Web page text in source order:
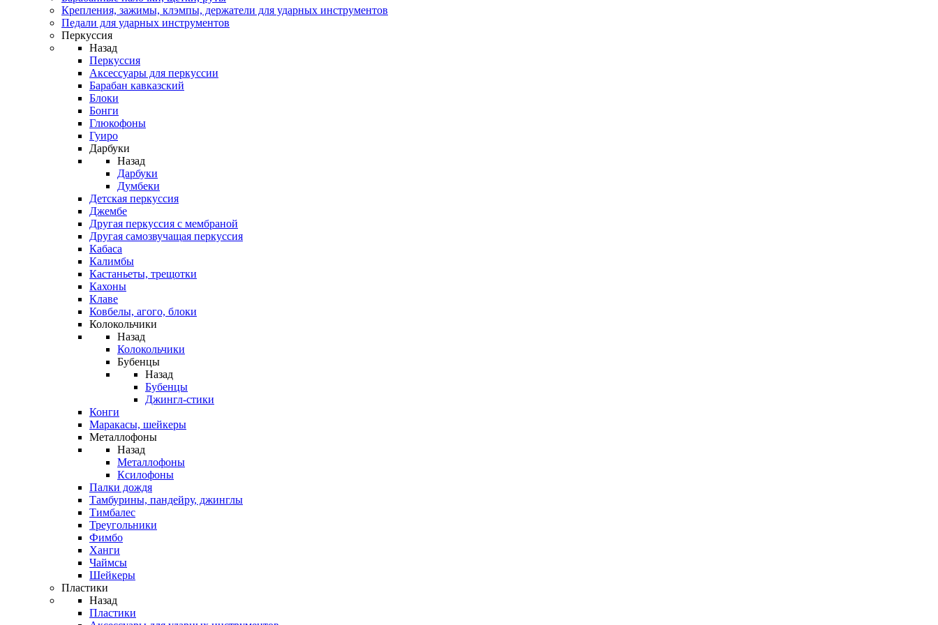
Крепления, зажимы, клэмпы, держатели для ударных инструментов
Педали для ударных инструментов
Перкуссия
Назад
Перкуссия
Аксессуары для перкуссии
Барабан кавказский
Блоки
Бонги
Глюкофоны
Гуиро
Дарбуки
Назад
Дарбуки
Думбеки
Детская перкуссия
Джембе
Другая перкуссия с мембраной
Другая самозвучащая перкуссия
Кабаса
Калимбы
Кастаньеты, трещотки
Кахоны
Клаве
Ковбелы, агого, блоки
Колокольчики
Назад
Колокольчики
Бубенцы
Назад
Бубенцы
Джингл-стики
Конги
Маракасы, шейкеры
Металлофоны
Назад
Металлофоны
Ксилофоны
Палки дождя
Тамбурины, пандейру, джинглы
Тимбалес
Треугольники
Фимбо
Ханги
Чаймсы
Шейкеры
Пластики
Назад
Пластики